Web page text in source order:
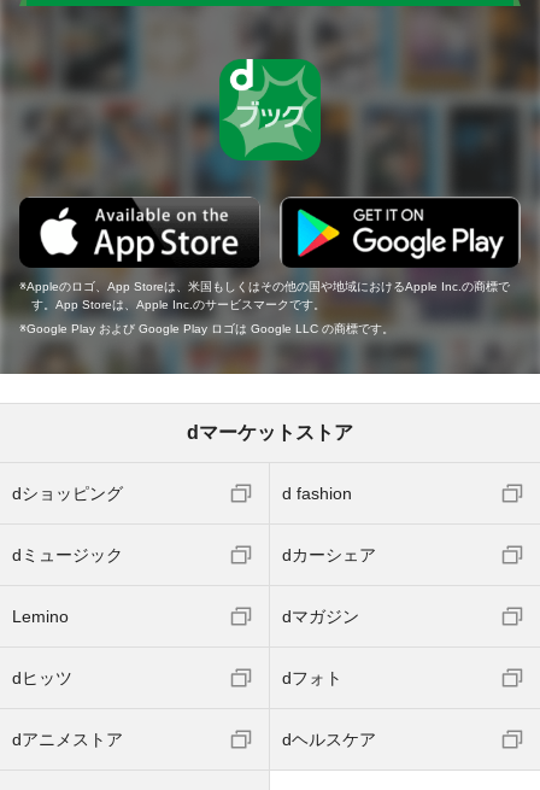
Appleのロゴ、App Storeは、米国もしくはその他の国や地域におけるApple Inc.の商標で
す。App Storeは、Apple Inc.のサービスマークです。
Google Play および Google Play ロゴは Google LLC の商標です。
dマーケットストア
dショッピング d fashion
dミュージック dカーシェア
Lemino dマガジン
dヒッツ dフォト
dアニメストア dヘルスケア